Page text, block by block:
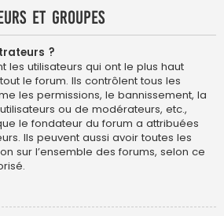
et groupes
?
les utilisateurs qui ont le plus haut
le forum. Ils contrôlent tous les
les permissions, le bannissement, la
ou de modérateurs, etc.,
le fondateur du forum a attribuées
Ils peuvent aussi avoir toutes les
sur l’ensemble des forums, selon ce